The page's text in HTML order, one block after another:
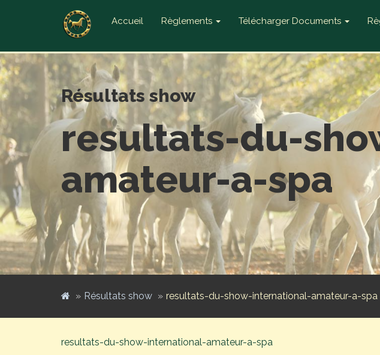
Accueil Règlements Télécharger Documents
Résultats show
resultats-du-
amateur-a-spa
Résultats show resultats-du-show-international-amateur-a-spa
resultats-du-show-international-amateur-a-spa